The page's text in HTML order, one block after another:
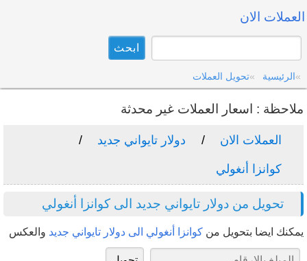
العملات الان
الرئيسية تحويل العملات
ملاحظة : اسعار العملات غير محدثة
العملات الان دولار تايواني جديد
كوانزا أنغولي
تحويل من دولار تايواني جديد الى كوانزا أنغولي
يمكنك ايضا بتحويل من كوانزا أنغولي الى دولار تايواني جديد والعكس